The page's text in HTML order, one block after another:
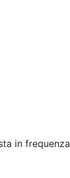
in